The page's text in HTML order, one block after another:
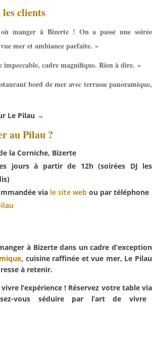
les clients
manger à Bizerte ! On a passé une soirée
mer et ambiance parfaite. »
impeccable, cadre magnifique. Rien à dire. »
bord de mer avec terrasse panoramique,
Le Pilau →
au Pilau ?
la Corniche, Bizerte
jours à partir de 12h (soirées DJ les
via le site web ou par téléphone
à Bizertedans un cadre d’exception
, cuisine raffinée et vue mer, Le Pilau
à retenir.
l’expérience ! Réservez votre table via
vous séduire par l’art de vivre